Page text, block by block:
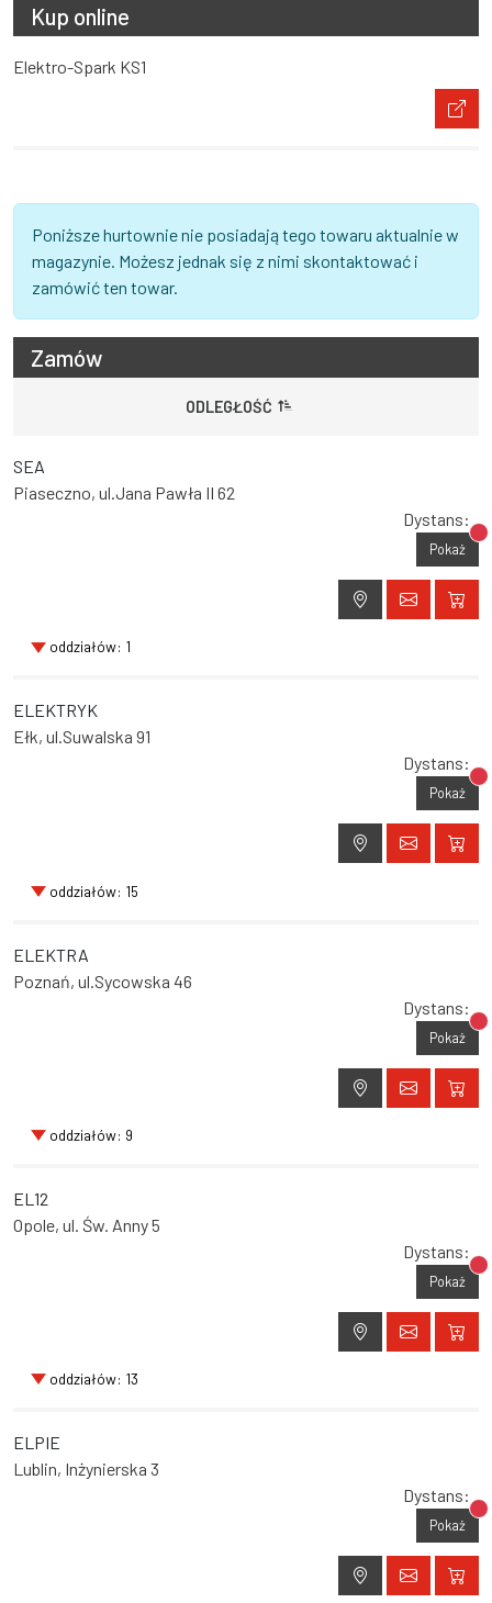
Kup online
Elektro-Spark KS1
Poniższe hurtownie nie posiadają tego towaru aktualnie w
magazynie. Możesz jednak się z nimi skontaktować i
zamówić ten towar.
Zamów
ODLEGŁOŚĆ
SEA
Piaseczno, ul.Jana Pawła II 62
Dystans:
Pokaż
oddziałów: 1
ELEKTRYK
Ełk, ul.Suwalska 91
Dystans:
Pokaż
oddziałów: 15
ELEKTRA
Poznań, ul.Sycowska 46
Dystans:
Pokaż
oddziałów: 9
EL12
Opole, ul. Św. Anny 5
Dystans:
Pokaż
oddziałów: 13
ELPIE
Lublin, Inżynierska 3
Dystans:
Pokaż